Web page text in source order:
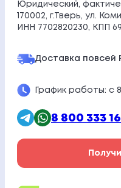
Юридический,
170002, г.Тверь, ул.
ИНН 7702820230, КПП
Доставка повсей
График работы: с
8 800 333